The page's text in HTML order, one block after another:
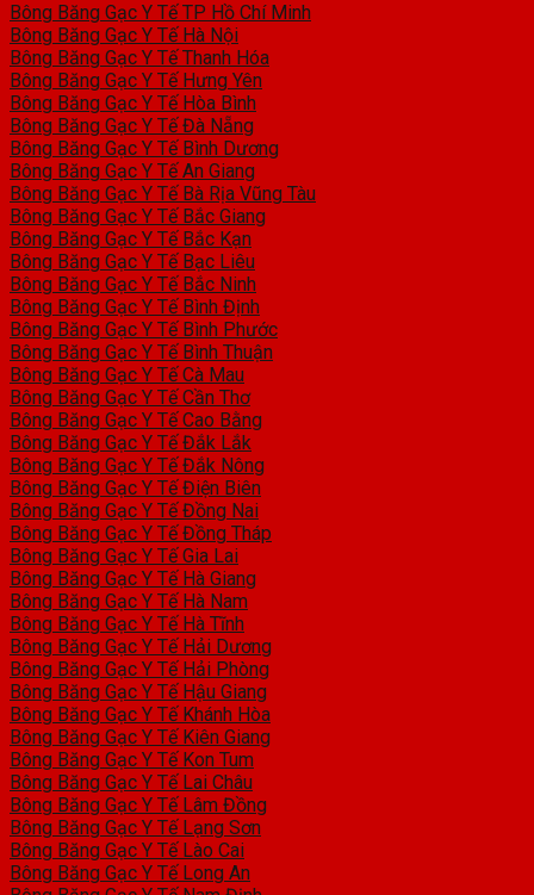
Bông Băng Gạc Y Tế TP Hồ Chí Minh
Bông Băng Gạc Y Tế Hà Nội
Bông Băng Gạc Y Tế Thanh Hóa
Bông Băng Gạc Y Tế Hưng Yên
Bông Băng Gạc Y Tế Hòa Bình
Bông Băng Gạc Y Tế Đà Nẵng
Bông Băng Gạc Y Tế Bình Dương
Bông Băng Gạc Y Tế An Giang
Bông Băng Gạc Y Tế Bà Rịa Vũng Tàu
Bông Băng Gạc Y Tế Bắc Giang
Bông Băng Gạc Y Tế Bắc Kạn
Bông Băng Gạc Y Tế Bạc Liêu
Bông Băng Gạc Y Tế Bắc Ninh
Bông Băng Gạc Y Tế Bình Định
Bông Băng Gạc Y Tế Bình Phước
Bông Băng Gạc Y Tế Bình Thuận
Bông Băng Gạc Y Tế Cà Mau
Bông Băng Gạc Y Tế Cần Thơ
Bông Băng Gạc Y Tế Cao Bằng
Bông Băng Gạc Y Tế Đắk Lắk
Bông Băng Gạc Y Tế Đắk Nông
Bông Băng Gạc Y Tế Điện Biên
Bông Băng Gạc Y Tế Đồng Nai
Bông Băng Gạc Y Tế Đồng Tháp
Bông Băng Gạc Y Tế Gia Lai
Bông Băng Gạc Y Tế Hà Giang
Bông Băng Gạc Y Tế Hà Nam
Bông Băng Gạc Y Tế Hà Tĩnh
Bông Băng Gạc Y Tế Hải Dương
Bông Băng Gạc Y Tế Hải Phòng
Bông Băng Gạc Y Tế Hậu Giang
Bông Băng Gạc Y Tế Khánh Hòa
Bông Băng Gạc Y Tế Kiên Giang
Bông Băng Gạc Y Tế Kon Tum
Bông Băng Gạc Y Tế Lai Châu
Bông Băng Gạc Y Tế Lâm Đồng
Bông Băng Gạc Y Tế Lạng Sơn
Bông Băng Gạc Y Tế Lào Cai
Bông Băng Gạc Y Tế Long An